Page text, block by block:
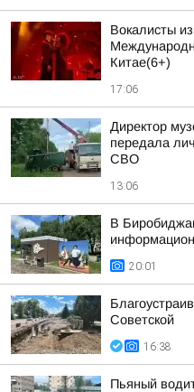
Вокалисты
Китае(6+)
17:06
Директор
передала
СВО
13:06
В
20:01
Советской
16:38
Пьяный